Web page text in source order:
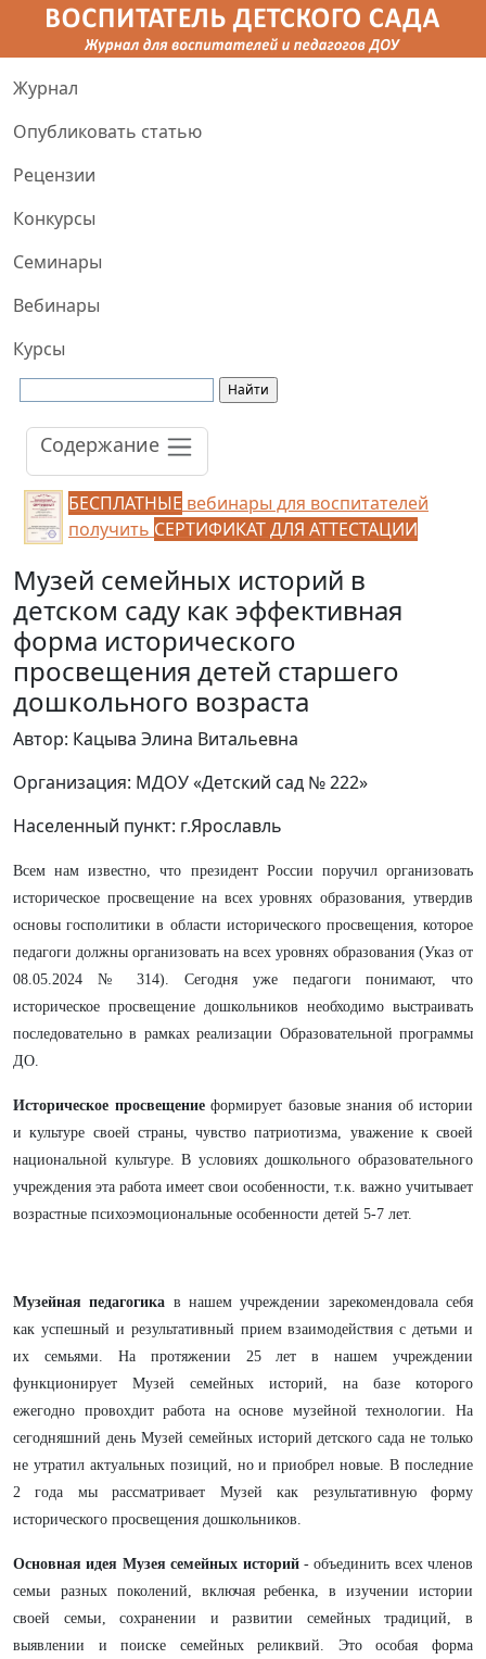
Журнал
Опубликовать статью
Рецензии
Конкурсы
Семинары
Вебинары
Курсы
Содержание
БЕСПЛАТНЫЕ вебинары для воспитателей
получить СЕРТИФИКАТ ДЛЯ АТТЕСТАЦИИ
Музей семейных историй в
детском саду как эффективная
форма исторического
просвещения детей старшего
дошкольного возраста
Автор: Кацыва Элина Витальевна
Организация: МДОУ «Детский сад № 222»
Населенный пункт: г.Ярославль
Всем нам известно, что президент России поручил организовать
историческое просвещение на всех уровнях образования, утвердив
основы госполитики в области исторического просвещения, которое
педагоги должны организовать на всех уровнях образования (Указ от
08.05.2024 № 314). Сегодня уже педагоги понимают, что
историческое просвещение дошкольников необходимо выстраивать
последовательно в рамках реализации Образовательной программы
ДО.
Историческое просвещениеформирует базовые знания об истории
и культуре своей страны, чувство патриотизма, уважение к своей
национальной культуре. В условиях дошкольного образовательного
учреждения эта работа имеет свои особенности, т.к. важно учитывает
возрастные психоэмоциональные особенности детей 5-7 лет.
Музейная педагогика в нашем учреждении зарекомендовала себя
как успешный и результативный прием взаимодействия с детьми и
их семьями. На протяжении 25 лет в нашем учреждении
функционирует Музей семейных историй, на базе которого
ежегодно провохдит работа на основе музейной технологии. На
сегодняшний день Музей семейных историй детского сада не только
не утратил актуальных позиций, но и приобрел новые. В последние
2 года мы рассматривает Музей как результативную форму
исторического просвещения дошкольников.
Основная идея Музея семейных историй- объединить всех членов
семьи разных поколений, включая ребенка, в изучении истории
своей семьи, сохранении и развитии семейных традиций, в
выявлении и поиске семейных реликвий. Это особая форма